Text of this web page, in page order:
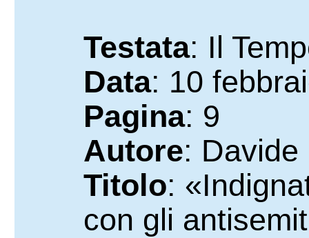
Testata: Il
Data: 10
Pagina: 9
Autore: Davide
Titolo:
con gli